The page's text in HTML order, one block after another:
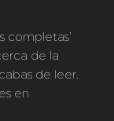
completas’
de la
de leer.
en